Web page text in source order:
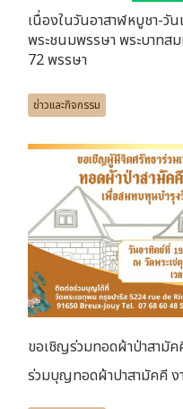
เนื่องในวันอาสาฬหบูชา-วัน
พระชนมพรรษา พระบาทสม
72 พรรษา
ข่าวและกิจกรรม
ขอเชิญร่วมทอดผ้าป่าสามั
ร่วมบุญทอดผ้าปาสามัคคี ง